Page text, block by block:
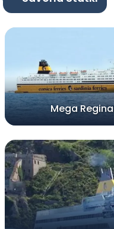
Mega Regina